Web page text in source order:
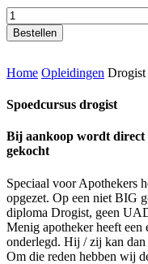
Bestellen
Home Opleidingen Drogist
Spoedcursus drogist
Bij aankoop wordt direct
gekocht
Speciaal voor Apothekers
opgezet. Op een niet BIG
diploma Drogist, geen
Menig apotheker heeft een
onderlegd. Hij / zij kan
Om die reden hebben wij